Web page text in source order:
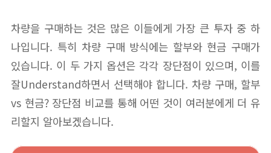
차량을 구매하는 것은 많은 이들에게 가장 큰 투자 중 하
나입니다. 특히 차량 구매 방식에는 할부와 현금 구매가
있습니다. 이 두 가지 옵션은 각각 장단점이 있으며, 이를
잘Understand하면서 선택해야 합니다. 차량 구매, 할부
vs 현금? 장단점 비교를 통해 어떤 것이 여러분에게 더 유
리할지 알아보겠습니다.